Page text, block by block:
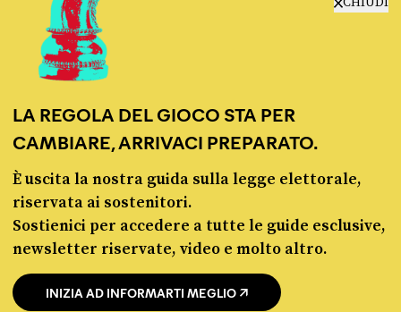
LA REGOLA DEL GIOCO STA PER
CAMBIARE, ARRIVACI PREPARATO.
È uscita la nostra guida sulla legge elettorale,
riservata ai sostenitori.
Sostienici per accedere a tutte le guide esclusive,
newsletter riservate, video e molto altro.
INIZIA AD INFORMARTI MEGLIO
© Pagella Politica 2012 - 2026
Pagella Politica è una testata registrata presso il Tribunale di Milano, n. 55 del 8
marzo 2021. ISSN 2974-9387
Privacy policy Cookie policy